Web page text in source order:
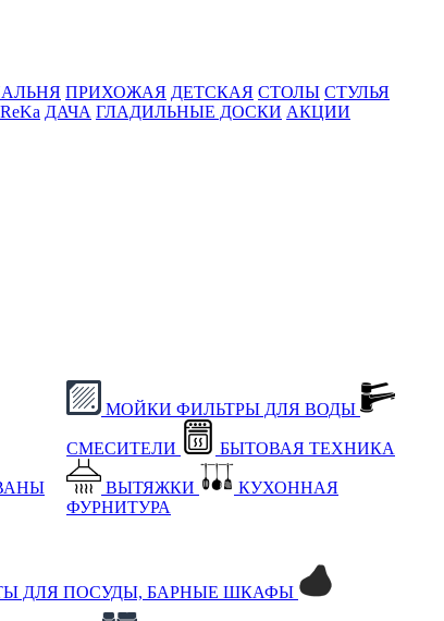
ПРИХОЖАЯ ДЕТСКАЯ СТОЛЫ СТУЛЬЯ
ДАЧА ГЛАДИЛЬНЫЕ ДОСКИ АКЦИИ
МОЙКИ ФИЛЬТРЫ ДЛЯ ВОДЫ
СМЕСИТЕЛИ БЫТОВАЯ ТЕХНИКА
ВЫТЯЖКИ
КУХОННАЯ
ФУРНИТУРА
ДЛЯ ПОСУДЫ, БАРНЫЕ ШКАФЫ